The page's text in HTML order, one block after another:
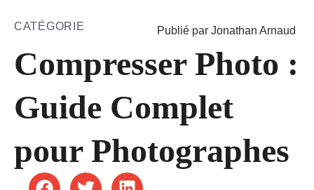
CATÉGORIE Publié par Jonathan Arnaud
Compresser Photo :
Guide Complet
pour Photographes